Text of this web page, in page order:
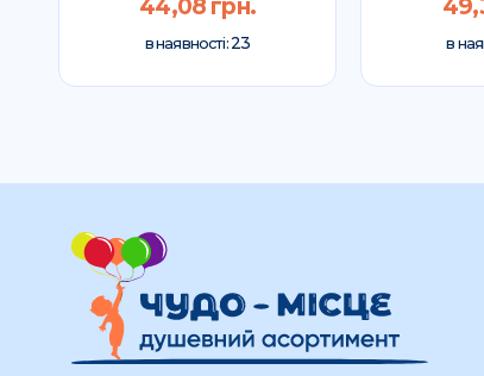
44,08 грн.
в наявності:23 в